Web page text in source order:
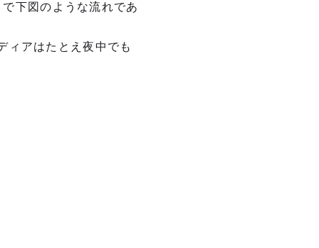
下図のような流れであ
ィアはたとえ夜中でも